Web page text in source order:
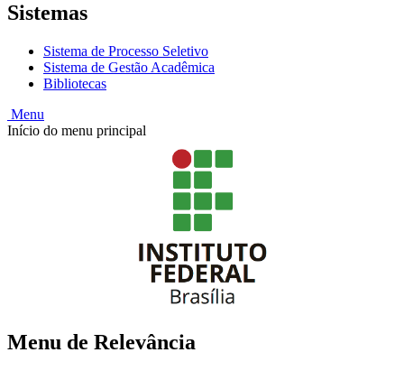
Sistemas
Sistema de Processo Seletivo
Sistema de Gestão Acadêmica
Bibliotecas
Menu
Início do menu principal
Menu de Relevância